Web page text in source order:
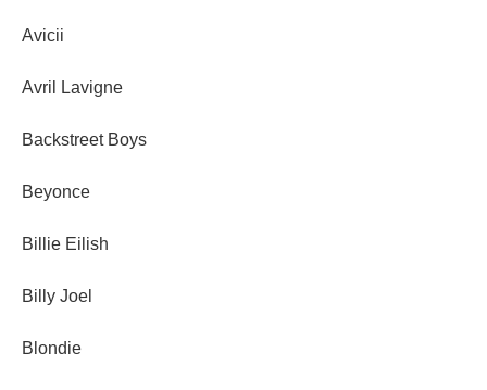
Avicii
Avril Lavigne
Backstreet Boys
Beyonce
Billie Eilish
Billy Joel
Blondie